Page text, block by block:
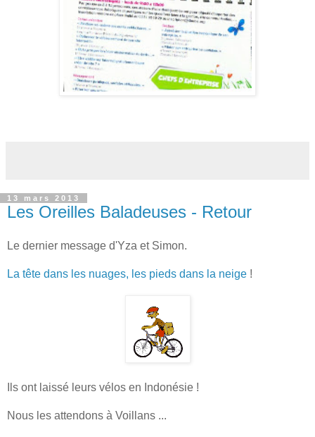
13 mars 2013
Les Oreilles Baladeuses - Retour
Le dernier message d'Yza et Simon.
La tête dans les nuages, les pieds dans la neige !
Ils ont laissé leurs vélos en Indonésie !
Nous les attendons à Voillans ...